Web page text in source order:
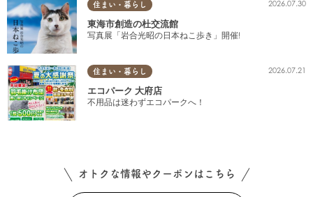
住まい・暮らし 2026.07.30
東海市創造の杜交流館
写真展「岩合光昭の日本ねこ歩き」開催!
住まい・暮らし 2026.07.21
エコパーク 大府店
不用品は迷わずエコパークへ！
オトクな情報やクーポンはこちら